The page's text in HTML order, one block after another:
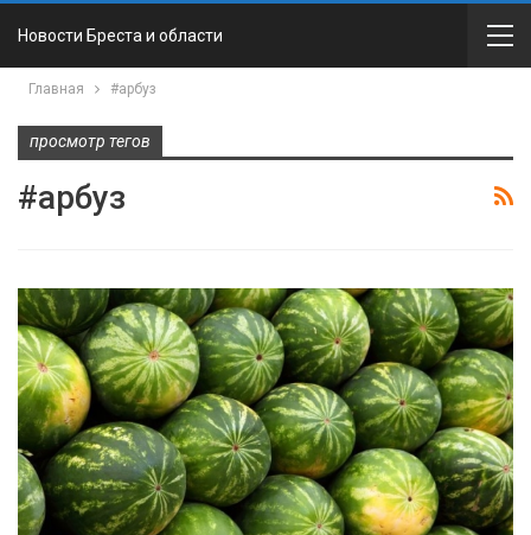
Новости Бреста и области
Главная #арбуз
просмотр тегов
#арбуз